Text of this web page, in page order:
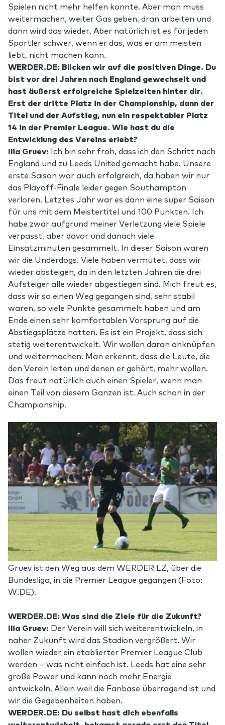
Spielen nicht mehr helfen konnte. Aber man muss
weitermachen, weiter Gas geben, dran arbeiten und
dann wird das wieder. Aber natürlich ist es für jeden
Sportler schwer, wenn er das, was er am meisten
liebt, nicht machen kann.
WERDER.DE: Blicken wir auf die positiven Dinge. Du
bist vor drei Jahren nach England gewechselt und
hast äußerst erfolgreiche Spielzeiten hinter dir.
Erst der dritte Platz in der Championship, dann der
Titel und der Aufstieg, nun ein respektabler Platz
14 in der Premier League. Wie hast du die
Entwicklung des Vereins erlebt?
Ilia Gruev: Ich bin sehr froh, dass ich den Schritt nach
England und zu Leeds United gemacht habe. Unsere
erste Saison war auch erfolgreich, da haben wir nur
das Playoff-Finale leider gegen Southampton
verloren. Letztes Jahr war es dann eine super Saison
für uns mit dem Meistertitel und 100 Punkten. Ich
habe zwar aufgrund meiner Verletzung viele Spiele
verpasst, aber davor und danach viele
Einsatzminuten gesammelt. In dieser Saison waren
wir die Underdogs. Viele haben vermutet, dass wir
wieder absteigen, da in den letzten Jahren die drei
Aufsteiger alle wieder abgestiegen sind. Mich freut es,
dass wir so einen Weg gegangen sind, sehr stabil
waren, so viele Punkte gesammelt haben und am
Ende einen sehr komfortablen Vorsprung auf die
Abstiegsplätze hatten. Es ist ein Projekt, dass sich
stetig weiterentwickelt. Wir wollen daran anknüpfen
und weitermachen. Man erkennt, dass die Leute, die
den Verein leiten und denen er gehört, mehr wollen.
Das freut natürlich auch einen Spieler, wenn man
einen Teil von diesem Ganzen ist. Auch schon in der
Championship.
Gruev ist den Weg aus dem WERDER LZ, über die
Bundesliga, in die Premier League gegangen (Foto:
W.DE).
WERDER.DE: Was sind die Ziele für die Zukunft?
Ilia Gruev: Der Verein will sich weiterentwickeln, in
naher Zukunft wird das Stadion vergrößert. Wir
wollen wieder ein etablierter Premier League Club
werden – was nicht einfach ist. Leeds hat eine sehr
große Power und kann noch mehr Energie
entwickeln. Allein weil die Fanbase überragend ist und
wir die Gegebenheiten haben.
WERDER.DE: Du selbst hast dich ebenfalls